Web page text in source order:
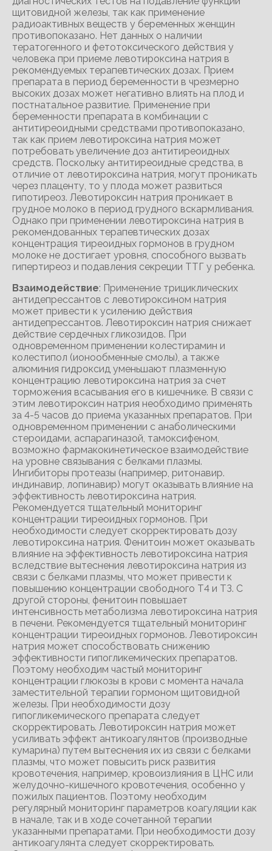
щитовидной железы, так как применение
радиоактивных веществ у беременных женщин
противопоказано. Нет данных о наличии
тератогенного и фетотоксического действия у
человека при приеме левотироксина натрия в
рекомендуемых терапевтических дозах. Прием
препарата в период беременности в чрезмерно
высоких дозах может негативно влиять на плод и
постнатальное развитие. Применение при
беременности препарата в комбинации с
антитиреоидными средствами противопоказано,
так как прием левотироксина натрия может
потребовать увеличение доз антитиреоидных
средств. Поскольку антитиреоидные средства, в
отличие от левотироксина натрия, могут проникать
через плаценту, то у плода может развиться
гипотиреоз. Левотироксин натрия проникает в
грудное молоко в период грудного вскармливания.
Однако при применении левотироксина натрия в
рекомендованных терапевтических дозах
концентрация тиреоидных гормонов в грудном
молоке не достигает уровня, способного вызвать
гипертиреоз и подавления секреции ТТГ у ребенка.
Взаимодействие: Применение трициклических
антидепрессантов с левотироксином натрия
может привести к усилению действия
антидепрессантов. Левотироксин натрия снижает
действие сердечных гликозидов. При
одновременном применении колестирамин и
колестипол (ионообменные смолы), а также
алюминия гидроксид уменьшают плазменную
концентрацию левотироксина натрия за счет
торможения всасывания его в кишечнике. В связи с
этим левотироксин натрия необходимо применять
за 4-5 часов до приема указанных препаратов. При
одновременном применении с анаболическими
стероидами, аспарагиназой, тамоксифеном,
возможно фармакокинетическое взаимодействие
на уровне связывания с белками плазмы.
Ингибиторы протеазы (например, ритонавир.
индинавир, лопинавир) могут оказывать влияние на
эффективность левотироксина натрия.
Рекомендуется тщательный мониторинг
концентрации тиреоидных гормонов. При
необходимости следует скорректировать дозу
левотироксина натрия. Фенитоин может оказывать
влияние на эффективность левотироксина натрия
вследствие вытеснения левотироксина натрия из
связи с белками плазмы, что может привести к
повышению концентрации свободного Т4 и ТЗ. С
другой стороны, фенитоин повышает
интенсивность метаболизма левотироксина натрия
в печени. Рекомендуется тщательный мониторинг
концентрации тиреоидных гормонов. Левотироксин
натрия может способствовать снижению
эффективности гипогликемических препаратов.
Поэтому необходим частый мониторинг
концентрации глюкозы в крови с момента начала
заместительной терапии гормоном щитовидной
железы. При необходимости дозу
гипогликемического препарата следует
скорректировать. Левотироксин натрия может
усиливать эффект антикоагулянтов (производные
кумарина) путем вытеснения их из связи с белками
плазмы, что может повысить риск развития
кровотечения, например, кровоизлияния в ЦНС или
желудочно-кишечного кровотечения, особенно у
пожилых пациентов. Поэтому необходим
регулярный мониторинг параметров коагуляции как
в начале, так и в ходе сочетанной терапии
указанными препаратами. При необходимости дозу
антикоагулянта следует скорректировать.